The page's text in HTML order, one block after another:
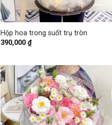
+
Hộp hoa trong suốt trụ tròn
390,000₫